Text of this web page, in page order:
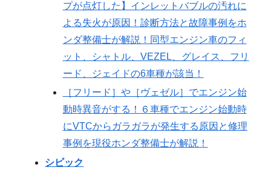
プが点灯した】インレットバブルの汚れに
よる失火が原因！診断方法と故障事例をホ
ンダ整備士が解説！同型エンジン車のフィ
ット、シャトル、VEZEL、グレイス、フリ
ード、ジェイドの6車種が該当！
［フリード］や［ヴェゼル］でエンジン始
動時異音がする！６車種でエンジン始動時
にVTCからガラガラが発生する原因と修理
事例を現役ホンダ整備士が解説！
シビック